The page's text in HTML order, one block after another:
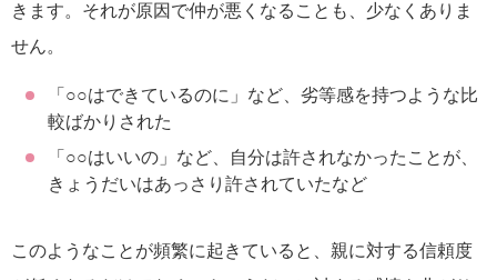
きます。それが原因で仲が悪くなることも、少なくありま
せん。
「○○はできているのに」など、劣等感を持つような比
較ばかりされた
「○○はいいの」など、自分は許されなかったことが、
きょうだいはあっさり許されていたなど
このようなことが頻繁に起きていると、親に対する信頼度